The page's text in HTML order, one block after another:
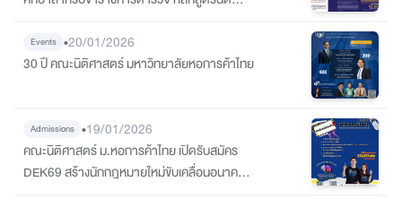
ใต้บันทึกข้อตกลงความร่วมมือ (MOU) กับ
สำนักงานตำรวจแห่งชาติ (รุ่นที่ 7 พ.ศ. 2569)
Events •20/01/2026
30 ปี คณะนิติศาสตร์ มหาวิทยาลัยหอการค้าไทย
Admissions •19/01/2026
คณะนิติศาสตร์ ม.หอการค้าไทย เปิดรับสมัคร
DEK69 สร้างนักกฎหมายใหม่ขับเคลื่อนอนาคต